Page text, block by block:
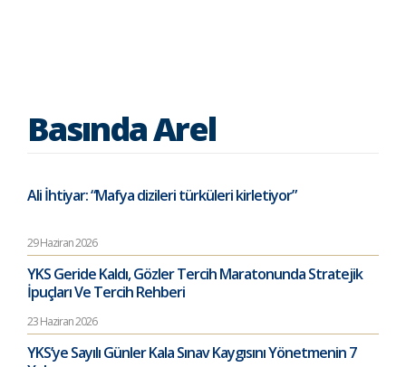
Basında Arel
Ali İhtiyar: “Mafya dizileri türküleri kirletiyor”
29 Haziran 2026
YKS Geride Kaldı, Gözler Tercih Maratonunda Stratejik
İpuçları Ve Tercih Rehberi
23 Haziran 2026
YKS’ye Sayılı Günler Kala Sınav Kaygısını Yönetmenin 7